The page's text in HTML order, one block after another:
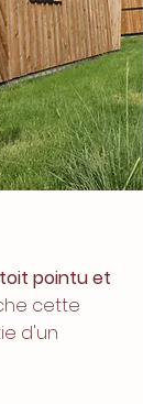
pointu et
cette
d'un